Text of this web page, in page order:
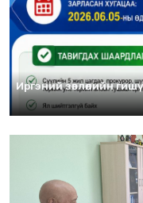
Иргэний зөвлөлийн